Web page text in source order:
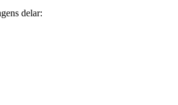
delar: